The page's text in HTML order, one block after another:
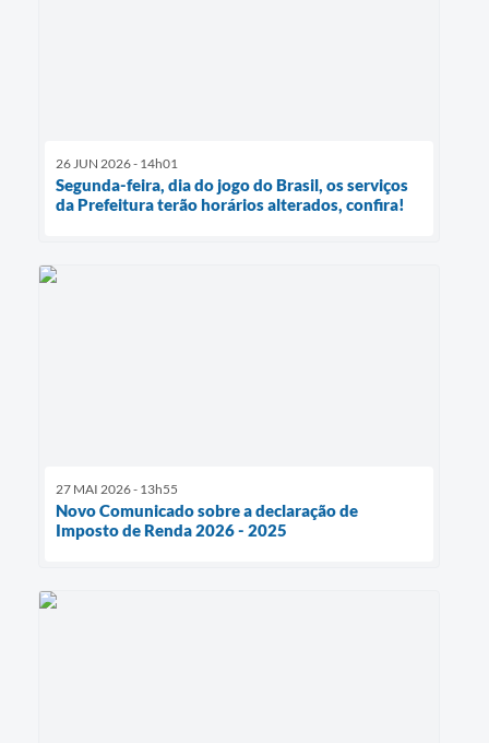
26 JUN 2026 - 14h01
Segunda-feira, dia do jogo do Brasil, os serviços
da Prefeitura terão horários alterados, confira!
27 MAI 2026 - 13h55
Novo Comunicado sobre a declaração de
Imposto de Renda 2026 - 2025